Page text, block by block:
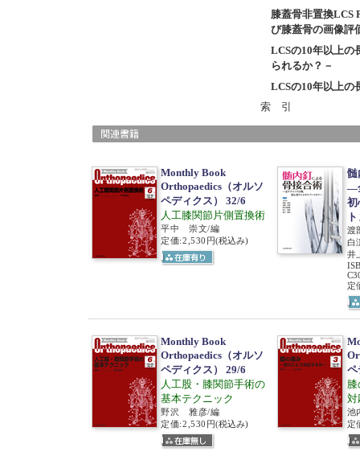
膝蓋骨非置換LCS
び膝蓋骨の画像評
LCSの10年以上の
られるか？－
LCSの10年以上の
索 引
Monthly Book
Orthopaedics（オルソ
ペディクス） 32/6
人工膝関節片側置換術
平中 崇文/編
定価:2,530円(税込み)
髄
―
初
渡
白
井
定
Monthly Book
Orthopaedics（オルソ
ペディクス） 29/6
人工股・膝関節手術の
基本テクニック
野沢 雅彦/編
定価:2,530円(税込み)
ペ
池
定